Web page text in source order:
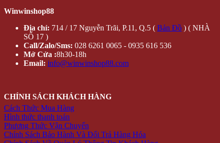
Winwinshop88
Địa chỉ: 714 / 17 Nguyễn Trãi, P.11, Q.5 ( Bản Đồ ) ( NHÀ
SỐ 17 )
Call/Zalo/Sms: 028 6261 0065 - 0935 616 536
Mở Cửa :8h30-18h
Email: info@winwinshop88.com
CHÍNH SÁCH KHÁCH HÀNG
Cách Thức Mua Hàng
Hình thức thanh toán
Phương Thức Vận Chuyển
Chính Sách Bảo Hành Và Đổi Trả Hàng Hóa